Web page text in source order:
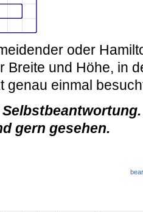
oder
Breite und Höhe, in
genau einmal
gern gesehen.